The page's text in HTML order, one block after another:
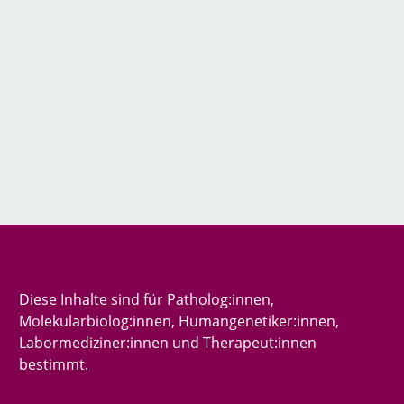
Diese Inhalte sind für Patholog:innen,
Molekularbiolog:innen, Humangenetiker:innen,
Labormediziner:innen und Therapeut:innen
bestimmt.